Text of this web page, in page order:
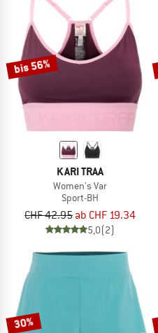
bis 56%
KARI TRAA
Women's Var
Sport-BH
CHF 42.95 ab CHF 19.34
5,0(2)
30%